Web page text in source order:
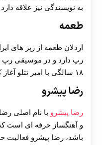
به نویسندگی نیز علاقه
طعمه
اردلان طعمه از رپر های
رپ دارد و در موسیقی رپ
۱۸ سالگی با امیر تتلو آغاز کرده است.
رضا پیشرو
رضا پیشرو با نام اصلی
و آهنگساز حرفه ای است